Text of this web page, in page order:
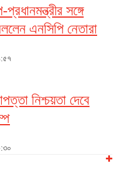
সঙ্গে
এনসিপি নেতারা
নিশ্চয়তা দেবে